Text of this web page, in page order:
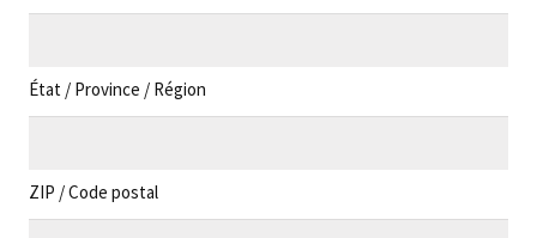
État / Province / Région
ZIP / Code postal